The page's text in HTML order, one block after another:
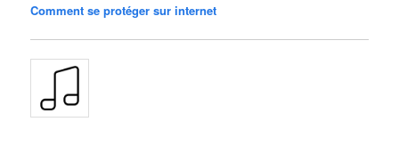
Comment se protéger sur internet